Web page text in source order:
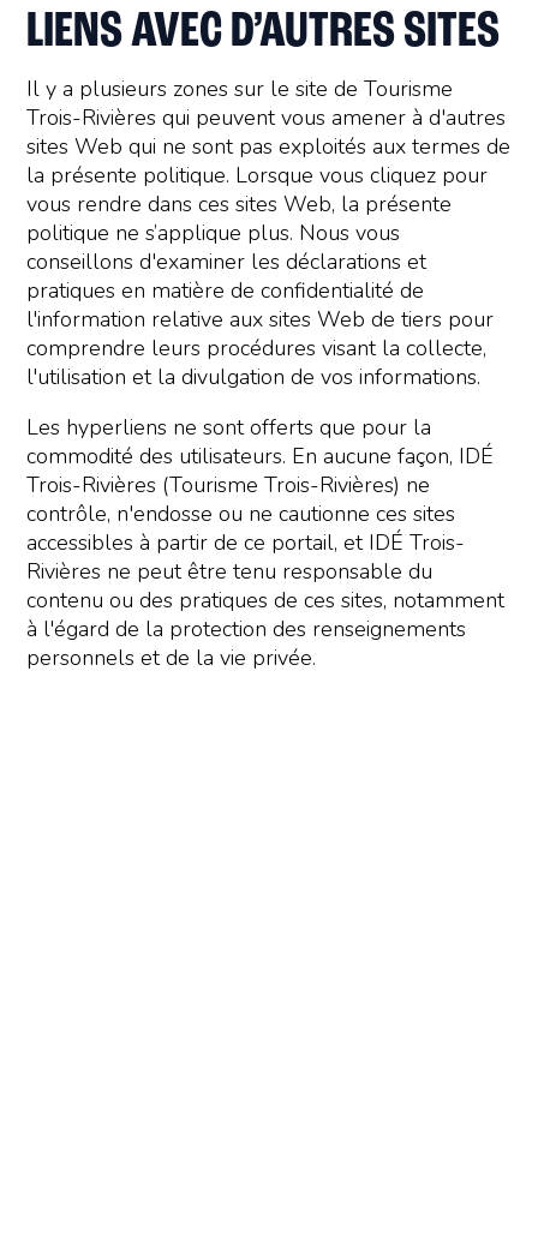
LIENS AVEC D’AUTRES SITES
Il y a plusieurs zones sur le site de Tourisme
Trois-Rivières qui peuvent vous amener à d'autres
sites Web qui ne sont pas exploités aux termes de
la présente politique. Lorsque vous cliquez pour
vous rendre dans ces sites Web, la présente
politique ne s’applique plus. Nous vous
conseillons d'examiner les déclarations et
pratiques en matière de confidentialité de
l'information relative aux sites Web de tiers pour
comprendre leurs procédures visant la collecte,
l'utilisation et la divulgation de vos informations.
Les hyperliens ne sont offerts que pour la
commodité des utilisateurs. En aucune façon, IDÉ
Trois-Rivières (Tourisme Trois-Rivières) ne
contrôle, n'endosse ou ne cautionne ces sites
accessibles à partir de ce portail, et IDÉ Trois-
Rivières ne peut être tenu responsable du
contenu ou des pratiques de ces sites, notamment
à l'égard de la protection des renseignements
personnels et de la vie privée.